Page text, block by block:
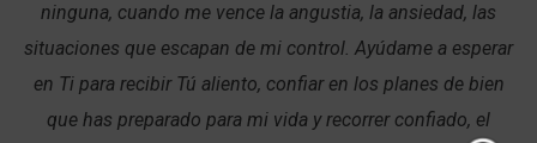
ninguna, cuando me vence la angustia, la ansiedad, las
situaciones que escapan de mi control. Ayúdame a esperar
en Ti para recibir Tú aliento, confiar en los planes de bien
que has preparado para mi vida y recorrer confiado, el